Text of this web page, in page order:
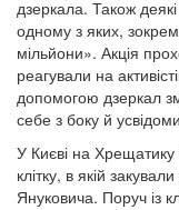
дзеркала. Також
одному з яких,
мільйони». Акція
реагували на
допомогою дзеркал
себе з боку й
У Києві на Хрещатику
клітку, в якій
Януковича. Поруч із